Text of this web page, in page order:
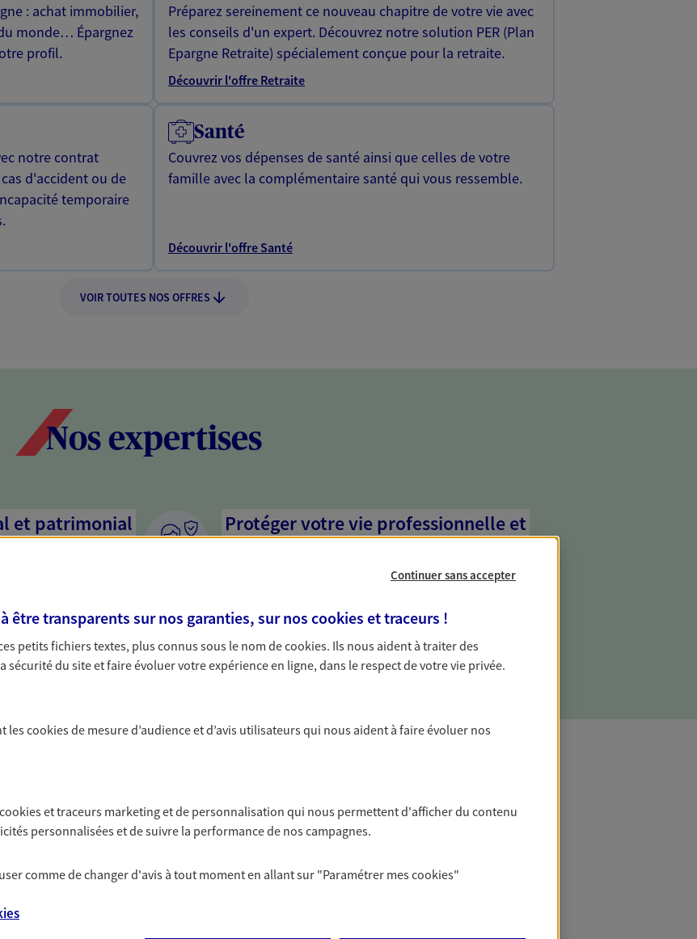
: achat immobilier,
monde… Épargnez
profil.
Préparez sereinement ce nouveau chapitre de votre vie avec
les conseils d'un expert. Découvrez notre solution PER (Plan
Epargne Retraite) spécialement conçue pour la retraite.
Découvrir l'offre Retraite
notre contrat
d'accident ou de
temporaire
Santé
Couvrez vos dépenses de santé ainsi que celles de votre
famille avec la complémentaire santé qui vous ressemble.
Découvrir l'offre Santé
VOIR TOUTES NOS OFFRES
Nos expertises
et patrimonial
Une analyse
cohérents avec vos
Protéger votre vie professionnelle et
Nous sommes à votre écoute pour vous proposer des
activité, mais aussi les risques liés à votre vie privée. Un seul
interlocuteur pour tous vos besoins, ça change tout.
AXA Épargne et Protection
PARTICULIERS PROFESSIONNELS
Continuer sans accepter
être transparents sur nos garanties, sur nos cookies et traceurs !
petits fichiers textes, plus connus sous le nom decookies. Ils nous aident à traiter des
du site et faire évoluer votre expérience en ligne, dans le respect de votre vie privée.
lescookiesde mesure d’audience et d’avis utilisateurs qui nous aident à faire évoluer nos
cookies et traceurs marketing et de personnalisation qui nous permettent d'afficher du contenu
personnalisées et de suivre la performance de nos campagnes.
comme de changer d'avis à tout moment en allant sur"Paramétrer mescookies"